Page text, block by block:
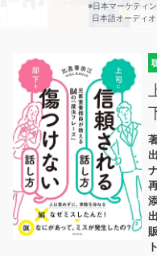
※日本マーケティ
日本語オーディ